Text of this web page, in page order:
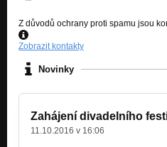
Z důvodů ochrany proti spamu jsou
Zobrazit kontakty
Novinky
Zahájení divadelního
11.10.2016 v 16:06